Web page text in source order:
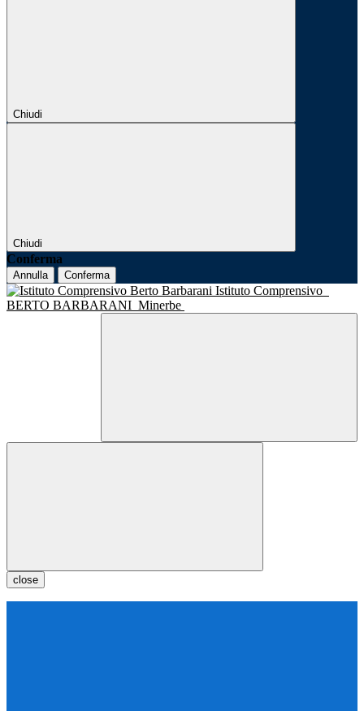
Chiudi
Chiudi
Conferma
Annulla Conferma
Istituto Comprensivo
BERTO BARBARANI Minerbe
close